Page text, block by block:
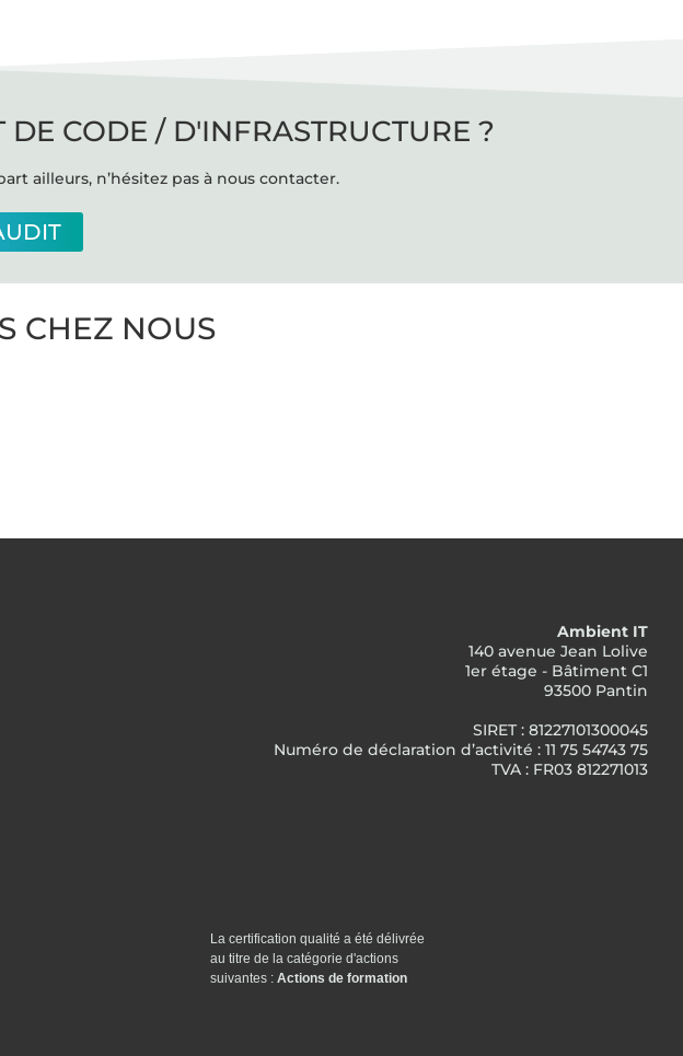
CODE / D'INFRASTRUCTURE ?
ailleurs, n’hésitez pas à nous contacter.
CHEZ NOUS
Ambient IT
140 avenue Jean Lolive
1er étage - Bâtiment C1
93500 Pantin
SIRET : 81227101300045
Numéro de déclaration d’activité : 11 75 54743 75
TVA : FR03 812271013
La certification qualité a été délivrée
au titre de la catégorie d'actions
suivantes : Actions de formation